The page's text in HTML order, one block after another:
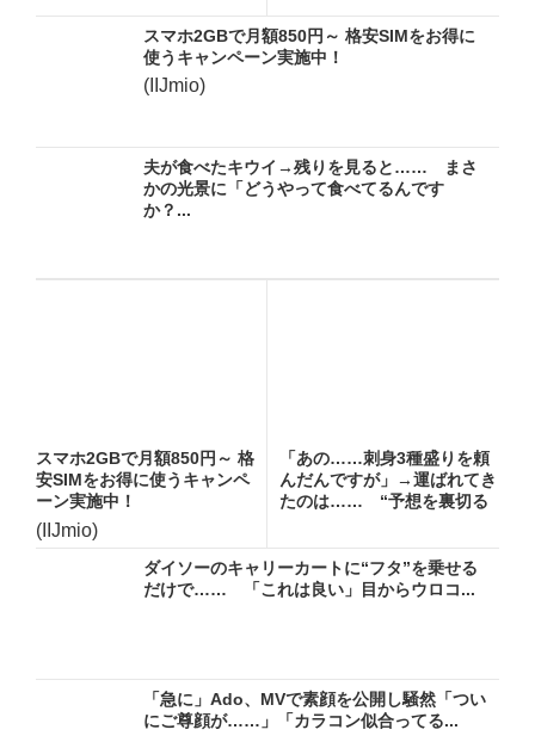
スマホ2GBで月額850円～ 格安SIMをお得に
使うキャンペーン実施中！
(IIJmio)
夫が食べたキウイ→残りを見ると…… まさ
かの光景に「どうやって食べてるんです
か？...
スマホ2GBで月額850円～ 格
安SIMをお得に使うキャンペ
ーン実施中！
(IIJmio)
「あの……刺身3種盛りを頼
んだんですが」→運ばれてき
たのは…… “予想を裏切る
ダイソーのキャリーカートに“フタ”を乗せる
だけで…… 「これは良い」目からウロコ...
「急に」Ado、MVで素顔を公開し騒然「つい
にご尊顔が……」「カラコン似合ってる...